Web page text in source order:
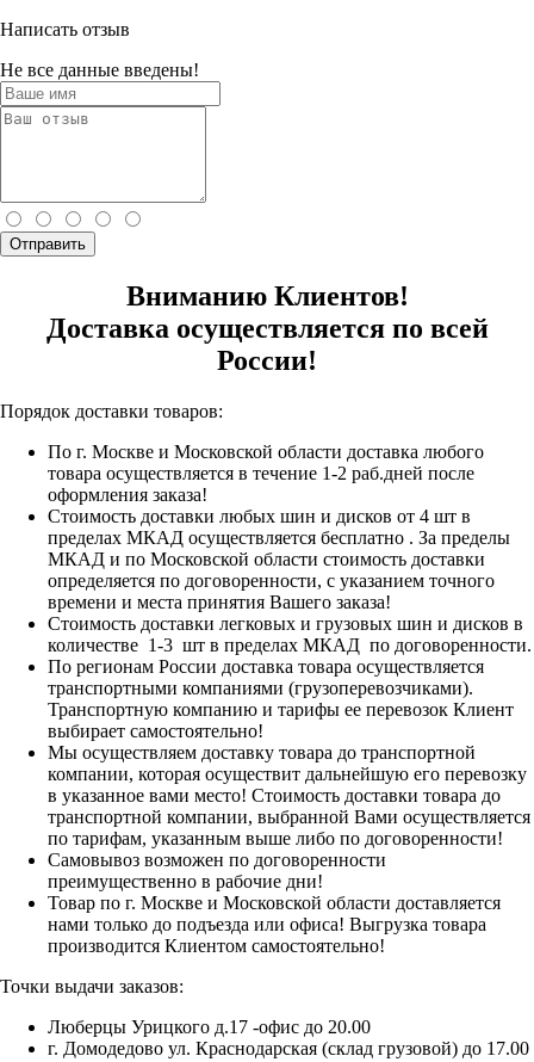
Написать отзыв
Не все данные введены!
Отправить
Вниманию Клиентов!
Доставка осуществляется по всей
России!
Порядок доставки товаров:
По г. Москве и Московской области доставка любого
товара осуществляется в течение 1-2 раб.дней после
оформления заказа!
Стоимость доставки любых шин и дисков от 4 шт в
пределах МКАД осуществляется бесплатно . За пределы
МКАД и по Московской области стоимость доставки
определяется по договоренности, с указанием точного
времени и места принятия Вашего заказа!
Стоимость доставки легковых и грузовых шин и дисков в
количестве 1-3 шт в пределах МКАД по договоренности.
По регионам России доставка товара осуществляется
транспортными компаниями (грузоперевозчиками).
Транспортную компанию и тарифы ее перевозок Клиент
выбирает самостоятельно!
Мы осуществляем доставку товара до транспортной
компании, которая осуществит дальнейшую его перевозку
в указанное вами место! Стоимость доставки товара до
транспортной компании, выбранной Вами осуществляется
по тарифам, указанным выше либо по договоренности!
Самовывоз возможен по договоренности
преимущественно в рабочие дни!
Товар по г. Москве и Московской области доставляется
нами только до подъезда или офиса! Выгрузка товара
производится Клиентом самостоятельно!
Точки выдачи заказов:
Люберцы Урицкого д.17 -офис до 20.00
г. Домодедово ул. Краснодарская (склад грузовой) до 17.00